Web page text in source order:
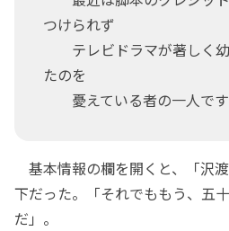
つけられず
テレビドラマが著しく幼
たのを
憂えている者の一人です
基本情報の欄を開くと、「沢
下だった。「それでももう、五
だ」。